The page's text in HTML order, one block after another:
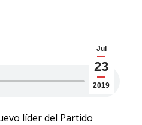
Jul
23
2019
líder del Partido